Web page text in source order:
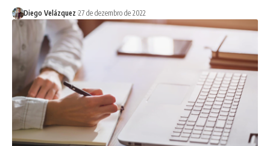
Diego Velázquez 27 de dezembro de 2022